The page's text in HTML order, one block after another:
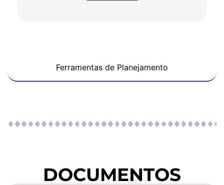
Ferramentas de Planejamento
DOCUMENTOS